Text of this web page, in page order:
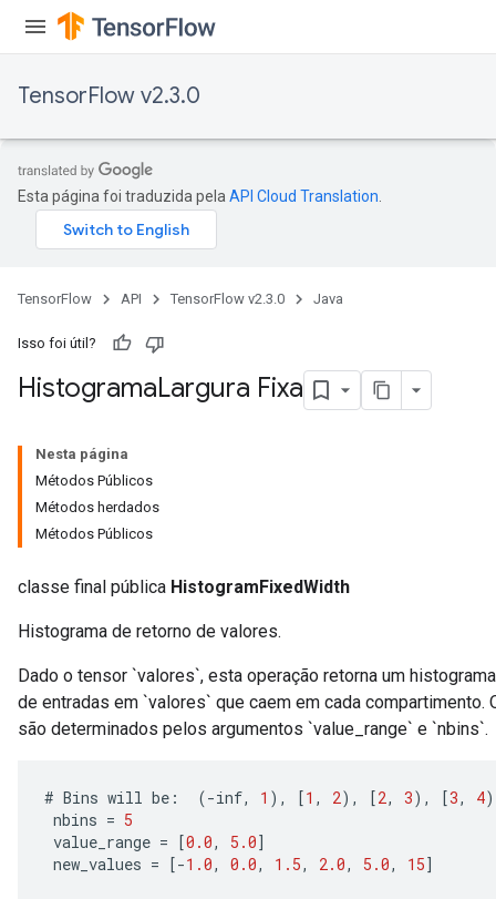
TensorFlow v2.3.0
Esta página foi traduzida pela API Cloud Translation
TensorFlow API TensorFlow v2.3.0 Java
Isso foi útil?
HistogramaLargura Fixa
Nesta página
Métodos Públicos
Métodos herdados
Métodos Públicos
classe final pública HistogramFixedWidth
Histograma de retorno de valores.
Dado o tensor `valores`, esta operação retorna um
de entradas em `valores` que caem em cada
são determinados pelos argumentos `value_range` e `nbins`.
# Bins will be : (-inf, 1 ), [1 , 2), [2, 3), [3, 4
nbins = 5
value_range = [0.0, 5.0]
new_values = [-1.0, 0.0, 1.5, 2.0, 5.0, 15]